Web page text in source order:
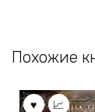
Похожие